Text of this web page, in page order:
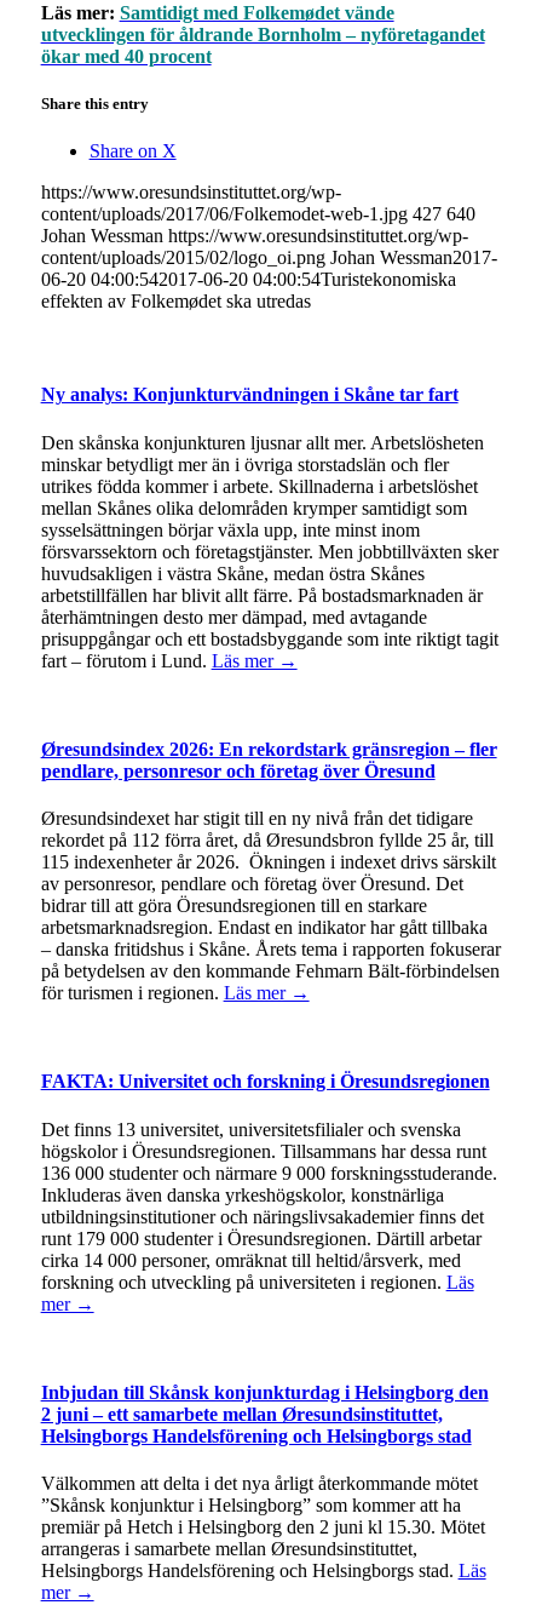
Läs mer: Samtidigt med Folkemødet vände
utvecklingen för åldrande Bornholm – nyföretagandet
ökar med 40 procent
Share this entry
Share on X
https://www.oresundsinstituttet.org/wp-
content/uploads/2017/06/Folkemodet-web-1.jpg 427 640
Johan Wessman https://www.oresundsinstituttet.org/wp-
content/uploads/2015/02/logo_oi.png Johan Wessman2017-
06-20 04:00:542017-06-20 04:00:54Turistekonomiska
effekten av Folkemødet ska utredas
Ny analys: Konjunkturvändningen i Skåne tar fart
Den skånska konjunkturen ljusnar allt mer. Arbetslösheten
minskar betydligt mer än i övriga storstadslän och fler
utrikes födda kommer i arbete. Skillnaderna i arbetslöshet
mellan Skånes olika delområden krymper samtidigt som
sysselsättningen börjar växla upp, inte minst inom
försvarssektorn och företagstjänster. Men jobbtillväxten sker
huvudsakligen i västra Skåne, medan östra Skånes
arbetstillfällen har blivit allt färre. På bostadsmarknaden är
återhämtningen desto mer dämpad, med avtagande
prisuppgångar och ett bostadsbyggande som inte riktigt tagit
fart – förutom i Lund. Läs mer →
Øresundsindex 2026: En rekordstark gränsregion – fler
pendlare, personresor och företag över Öresund
Øresundsindexet har stigit till en ny nivå från det tidigare
rekordet på 112 förra året, då Øresundsbron fyllde 25 år, till
115 indexenheter år 2026. Ökningen i indexet drivs särskilt
av personresor, pendlare och företag över Öresund. Det
bidrar till att göra Öresundsregionen till en starkare
arbetsmarknadsregion. Endast en indikator har gått tillbaka
– danska fritidshus i Skåne. Årets tema i rapporten fokuserar
på betydelsen av den kommande Fehmarn Bält-förbindelsen
för turismen i regionen. Läs mer →
FAKTA: Universitet och forskning i Öresundsregionen
Det finns 13 universitet, universitetsfilialer och svenska
högskolor i Öresundsregionen. Tillsammans har dessa runt
136 000 studenter och närmare 9 000 forskningsstuderande.
Inkluderas även danska yrkeshögskolor, konstnärliga
utbildningsinstitutioner och näringslivsakademier finns det
runt 179 000 studenter i Öresundsregionen. Därtill arbetar
cirka 14 000 personer, omräknat till heltid/årsverk, med
forskning och utveckling på universiteten i regionen. Läs
mer →
Inbjudan till Skånsk konjunkturdag i Helsingborg den
2 juni – ett samarbete mellan Øresundsinstituttet,
Helsingborgs Handelsförening och Helsingborgs stad
Välkommen att delta i det nya årligt återkommande mötet
”Skånsk konjunktur i Helsingborg” som kommer att ha
premiär på Hetch i Helsingborg den 2 juni kl 15.30. Mötet
arrangeras i samarbete mellan Øresundsinstituttet,
Helsingborgs Handelsförening och Helsingborgs stad. Läs
mer →